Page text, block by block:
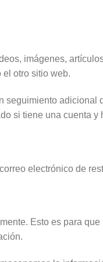
imágenes,
otro sitio web.
si tiene una cuenta
electrónico de
Esto es para